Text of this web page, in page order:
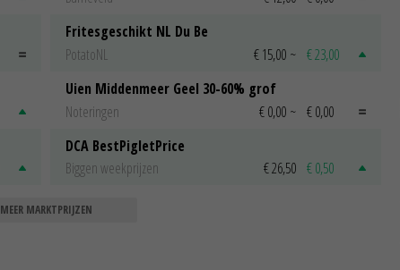
Fritesgeschikt NL Du Be
PotatoNL
€ 15,00 ~ € 23,00
Uien Middenmeer Geel 30-60% grof
Noteringen
€ 0,00 ~ € 0,00
DCA BestPigletPrice
Biggen weekprijzen
€ 26,50 € 0,50
MEER MARKTPRIJZEN